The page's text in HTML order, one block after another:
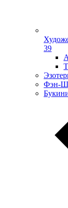
39
Фэн-